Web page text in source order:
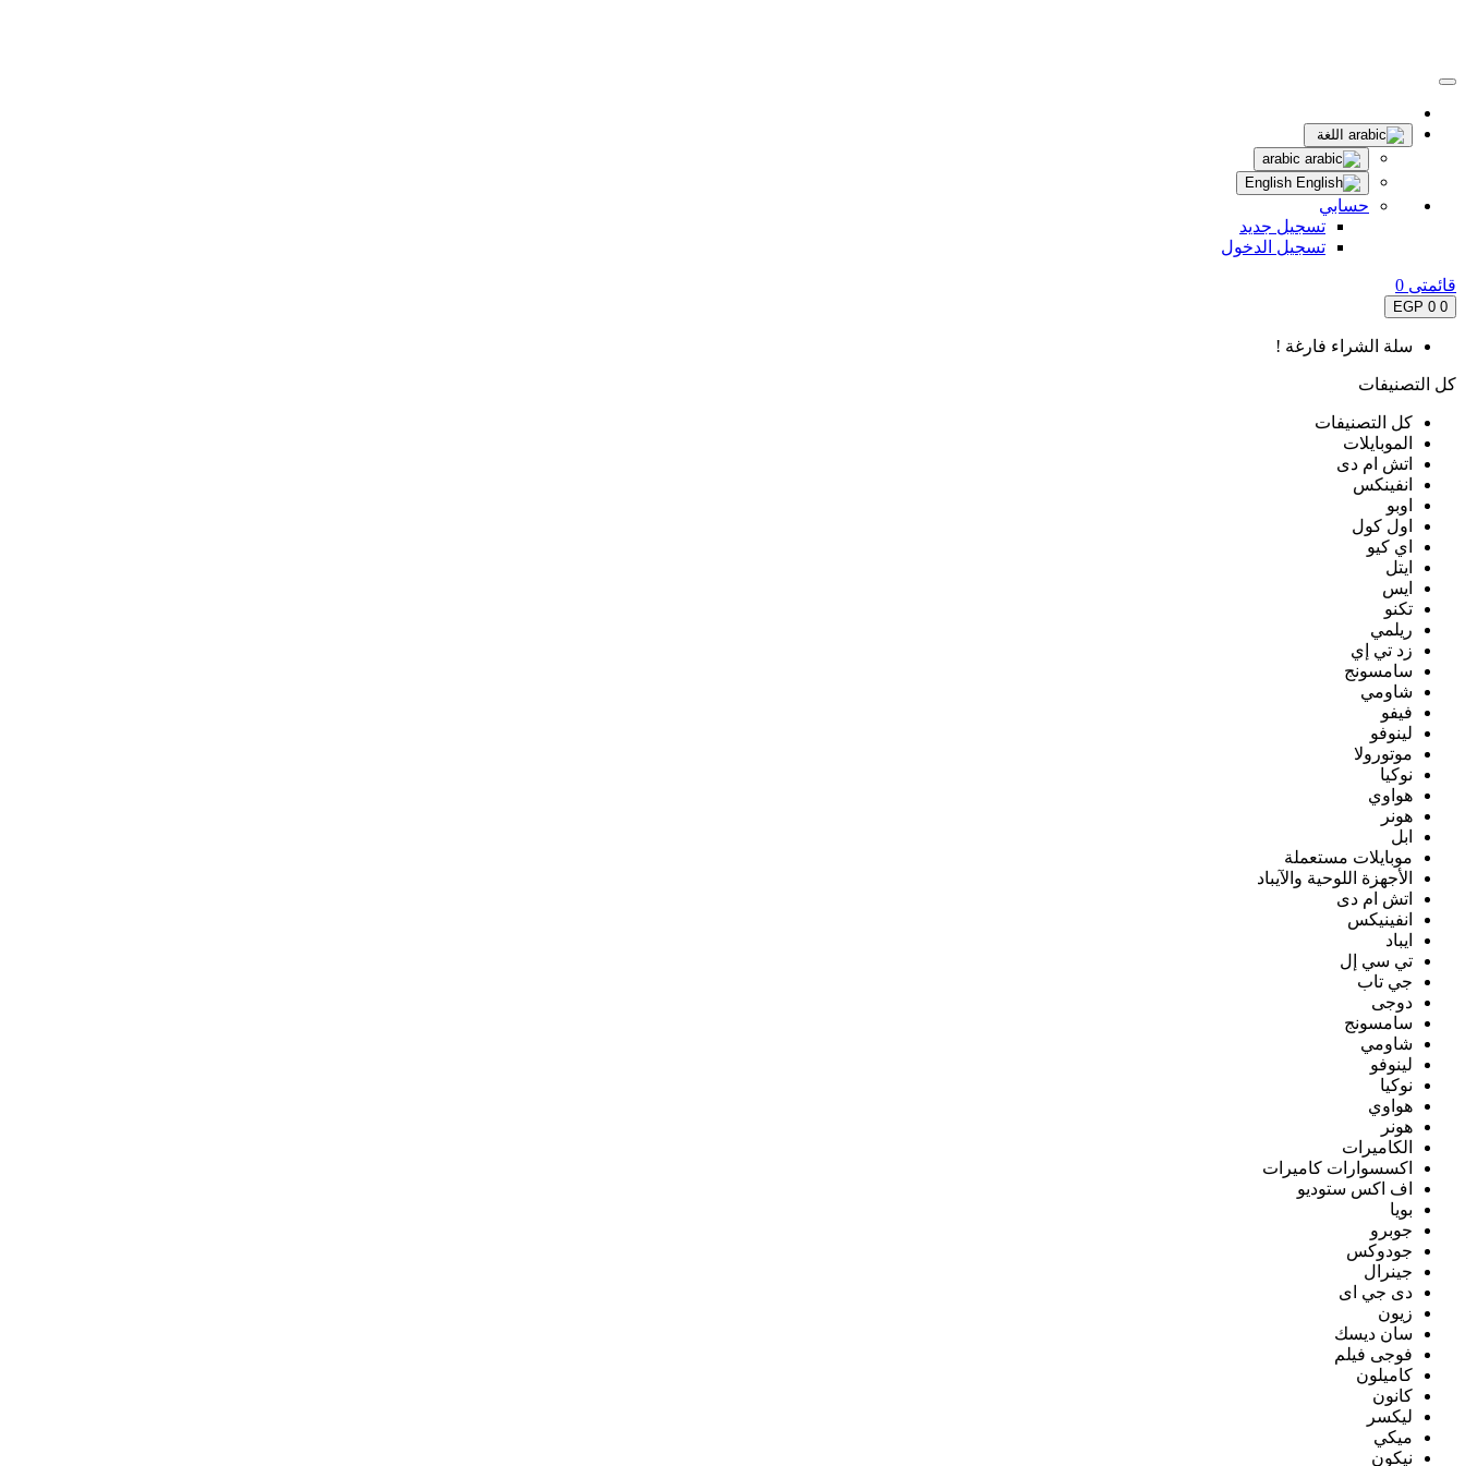
اللغة
حسابي
تسجيل جديد
تسجيل الدخول
قائمتى 0
0
0 EGP
سلة الشراء فارغة !
كل التصنيفات
كل التصنيفات
الموبايلات
اتش ام دى
انفينكس
اوبو
اول كول
اي كيو
ايتل
ايس
تكنو
ريلمي
زد تي إي
سامسونج
شاومي
فيفو
لينوفو
موتورولا
نوكيا
هواوي
هونر
ابل
موبايلات مستعملة
الأجهزة اللوحية والآيباد
اتش ام دى
انفينيكس
ايباد
تي سي إل
جي تاب
دوجى
سامسونج
شاومي
لينوفو
نوكيا
هواوي
هونر
الكاميرات
اكسسوارات كاميرات
اف اكس ستوديو
بويا
جوبرو
جودوكس
جينرال
دى جي اى
زيون
سان ديسك
فوجى فيلم
كاميلون
كانون
ليكسر
ميكي
نيكون